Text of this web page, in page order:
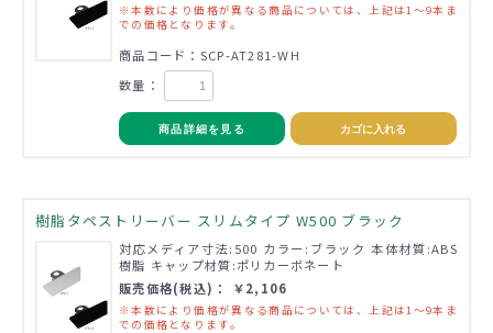
※本数により価格が異なる商品については、上記は1～9本ま
での価格となります。
商品コード：SCP-AT281-WH
数量：
商品詳細を見る カゴに入れる
樹脂タペストリーバー スリムタイプ W500 ブラック
対応メディア寸法:500 カラー:ブラック 本体材質:ABS
樹脂 キャップ材質:ポリカーボネート
販売価格(税込)： ￥2,106
※本数により価格が異なる商品については、上記は1～9本ま
での価格となります。